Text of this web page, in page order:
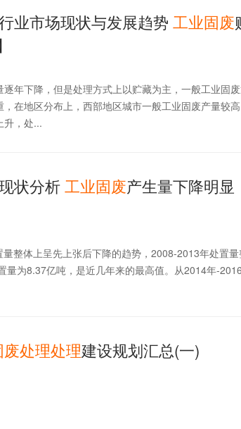
业市场现状与发展趋势 工业固废
年下降，但是处理方式上以贮藏为主，一般工业固
在地区分布上，西部地区城市一般工业固废产量较
升，处...
状分析工业固废产生量下降明显
整体上呈先上张后下降的趋势，2008-2013年处置
量为8.37亿吨，是近几年来的最高值。从2014年-
废处理处理建设规划汇总(一)